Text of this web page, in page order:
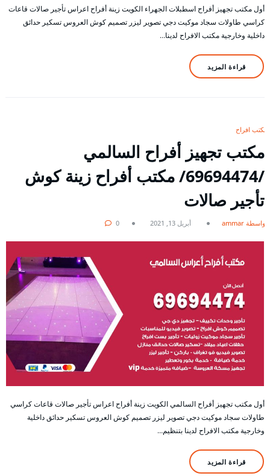
أول مكتب تجهيز أفراح اسطبلات الجهراء الكويت زينة أفراح اعراس تأجير صالات قاعات
كراسي طاولات سجاد موكيت دجي تصوير ليزر تصميم كوش العروس تسكير حدائق
داخلية وخارجية مكتب الافراح لدينا…
قراءة المزيد
مكتب افراح
مكتب تجهيز أفراح السالمي
/69694474/ مكتب أفراح زينة كوش
تأجير صالات
بواسطة ammar أبريل 13, 2021 0
أول مكتب تجهيز أفراح السالمي الكويت زينة أفراح اعراس تأجير صالات قاعات كراسي
طاولات سجاد موكيت دجي تصوير ليزر تصميم كوش العروس تسكير حدائق داخلية
وخارجية مكتب الافراح لدينا بتنظيم…
قراءة المزيد